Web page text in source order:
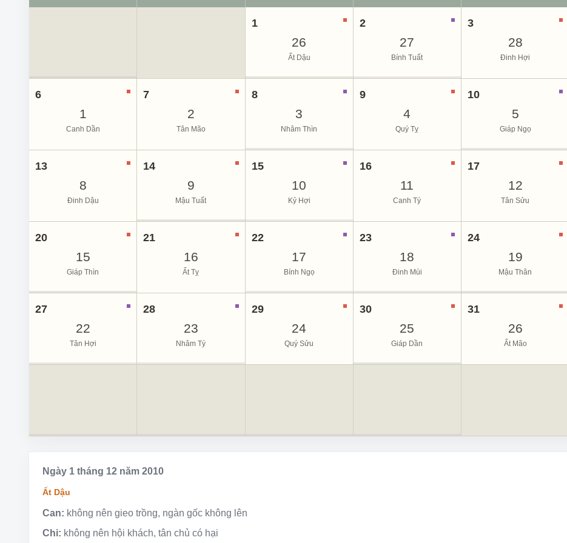
1
26
Ất Dậu
2
27
Bính Tuất
3
28
Đinh Hợi
6
1
Canh Dần
7
2
Tân Mão
8
3
Nhâm Thìn
9
4
Quý Tỵ
10
5
Giáp Ngọ
13
8
Đinh Dậu
14
9
Mậu Tuất
15
10
Kỷ Hợi
16
11
Canh Tý
17
12
Tân Sửu
20
15
Giáp Thìn
21
16
Ất Tỵ
22
17
Bính Ngọ
23
18
Đinh Mùi
24
19
Mậu Thân
27
22
Tân Hợi
28
23
Nhâm Tý
29
24
Quý Sửu
30
25
Giáp Dần
31
26
Ất Mão
Ngày 1 tháng 12 năm 2010
Ất Dậu
Can: không nên gieo trồng, ngàn gốc không lên
Chi: không nên hội khách, tân chủ có hại